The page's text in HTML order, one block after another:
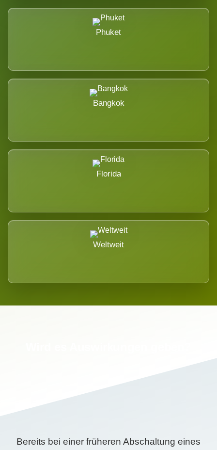
Phuket
Bangkok
Florida
Weltweit
Bereits bei einer früheren Abschaltung eines